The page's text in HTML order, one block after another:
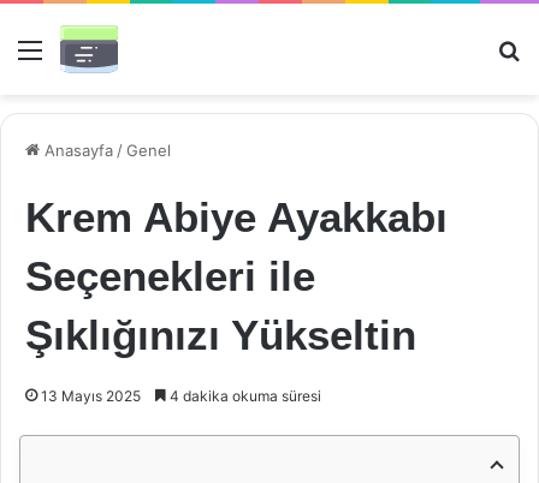
Menü
Anasayfa /Genel
Krem Abiye Ayakkabı
Seçenekleri ile
Şıklığınızı Yükseltin
13 Mayıs 2025 4 dakika okuma süresi